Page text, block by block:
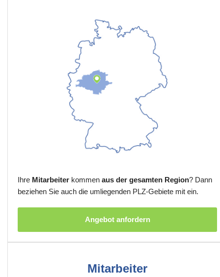
Ihre Mitarbeiter kommen aus der gesamten Region? Dann
beziehen Sie auch die umliegenden PLZ-Gebiete mit ein.
Angebot anfordern
Mitarbeiter